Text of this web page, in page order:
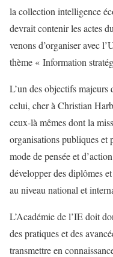
la collection intelligence
devrait contenir les actes
venons d’organiser avec
thème « Information
L’un des objectifs
celui, cher à Christian
ceux-là mêmes dont la
organisations publiques et
mode de pensée et
développer des diplômes
au niveau national et
L’Académie de l’IE doit
des pratiques et des
transmettre en